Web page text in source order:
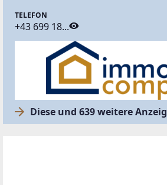
TELEFON
+43 699 18...
Diese und 639 weitere